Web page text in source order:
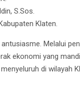
S.Sos.
Klaten.
Melalui
ekonomi yang
di wilayah